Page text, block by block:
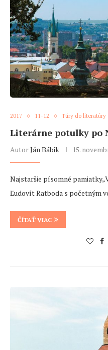
2017 11-12 Túry do literatúry
Literárne potulky po
AutorJán Bábik 15.
Najstaršie písomné
Ľudovít Ratboda s početným
ČÍTAŤ VIAC